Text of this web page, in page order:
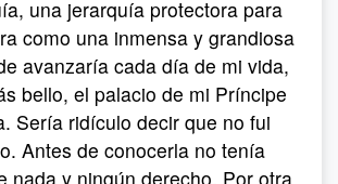
una jerarquía protectora para
como una inmensa y grandiosa
avanzaría cada día de mi vida,
bello, el palacio de mi Príncipe
Sería ridículo decir que no fui
Antes de conocerla no tenía
nada y ningún derecho. Por otra